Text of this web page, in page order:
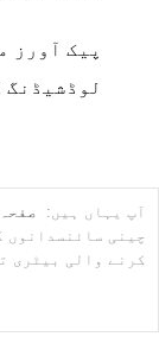
لوڈشیڈنگ
آپ یہاں ہیں:
چینی سائنسدانوں
کرنے والی بیٹری